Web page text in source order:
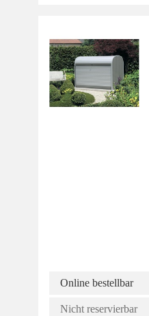
Online bestellbar
Nicht reservierbar